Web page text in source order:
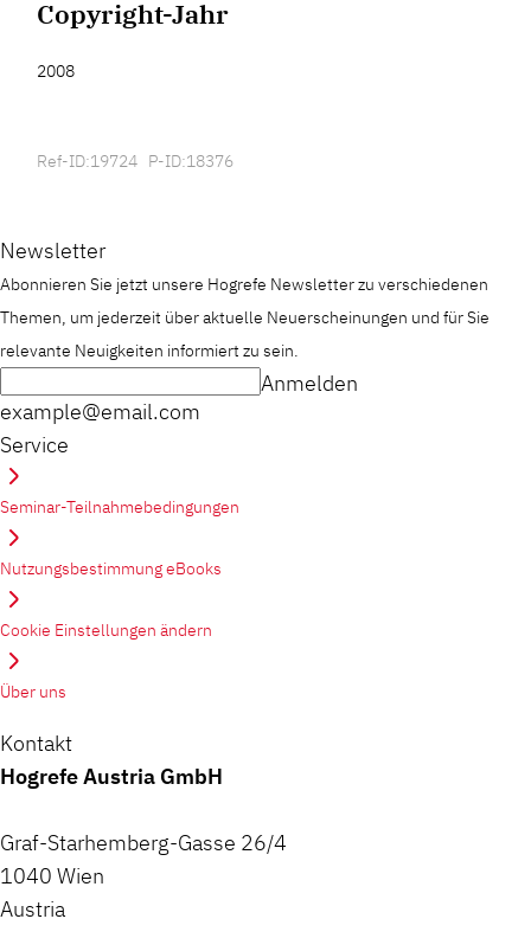
Copyright-Jahr
2008
Ref-ID:19724 P-ID:18376
Newsletter
Abonnieren Sie jetzt unsere Hogrefe Newsletter zu verschiedenen
Themen, um jederzeit über aktuelle Neuerscheinungen und für Sie
relevante Neuigkeiten informiert zu sein.
example@email.com
Anmelden
Service
Seminar-Teilnahmebedingungen
Nutzungsbestimmung eBooks
Cookie Einstellungen ändern
Über uns
Kontakt
Hogrefe Austria GmbH
Graf-Starhemberg-Gasse 26/4
1040 Wien
Austria